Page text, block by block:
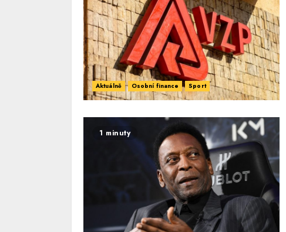
Aktuálně Osobní finance Sport
1 minuty